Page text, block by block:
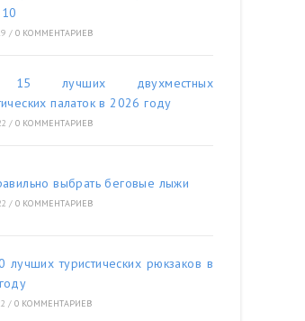
/ 0 КОММЕНТАРИЕВ
лучших двухместных
палаток в 2026 году
/ 0 КОММЕНТАРИЕВ
выбрать беговые лыжи
/ 0 КОММЕНТАРИЕВ
лучших туристических рюкзаков в
/ 0 КОММЕНТАРИЕВ